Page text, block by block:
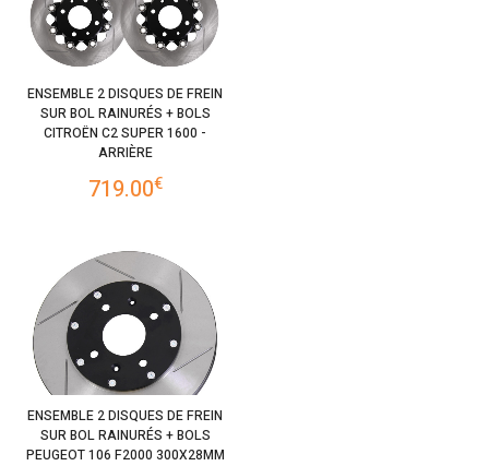
ENSEMBLE 2 DISQUES DE FREIN
SUR BOL RAINURÉS + BOLS
CITROËN C2 SUPER 1600 -
ARRIÈRE
719.00€
ENSEMBLE 2 DISQUES DE FREIN
SUR BOL RAINURÉS + BOLS
PEUGEOT 106 F2000 300X28MM